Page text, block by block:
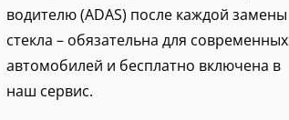
водителю (ADAS) после каждой замены
стекла – обязательна для современных
автомобилей и бесплатно включена в
наш сервис.